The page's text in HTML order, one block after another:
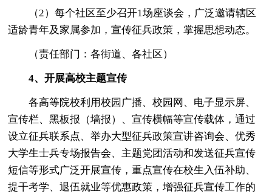
（2）每个社区至少召开1场座谈会，广泛邀请辖区
适龄青年及家属参加，宣传征兵政策，掌握思想动态。
（责任部门：各街道、各社区）
4、开展高校主题宣传
各高等院校利用校园广播、校园网、电子显示屏、
宣传栏、黑板报（墙报）、宣传横幅等宣传载体，通过
设立征兵联系点、举办大型征兵政策宣讲咨询会、优秀
大学生士兵专场报告会、主题党团活动和发送征兵宣传
短信等形式广泛开展宣传，重点宣传在校生入伍补助、
提干考学、退伍就业等优惠政策，增强征兵宣传工作的